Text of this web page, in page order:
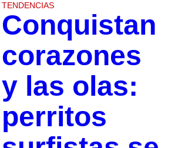
TENDENCIAS
Conquistan
corazones
y las olas:
perritos